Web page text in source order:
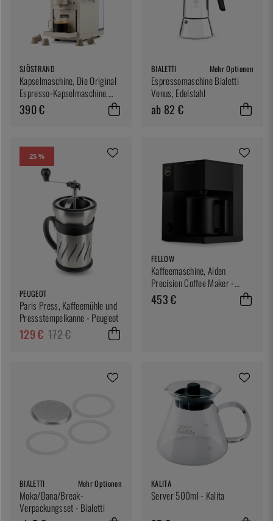
SJÖSTRAND
Kapselmaschine, Die Original
Espresso-Kapselmaschine,
Beige - Sjöstrand
390 €
BIALETTI Mehr Optionen
Espressomaschine Bialetti
Venus, Edelstahl
ab 82 €
25 %
PEUGEOT
Paris Press, Kaffeemühle und
Pressstempelkanne - Peugeot
129 € 172 €
FELLOW
Kaffeemaschine, Aiden
Precision Coffee Maker -
Fellow
453 €
BIALETTI Mehr Optionen
Moka/Dana/Break-
Verpackungsset - Bialetti
KALITA
Server 500ml - Kalita